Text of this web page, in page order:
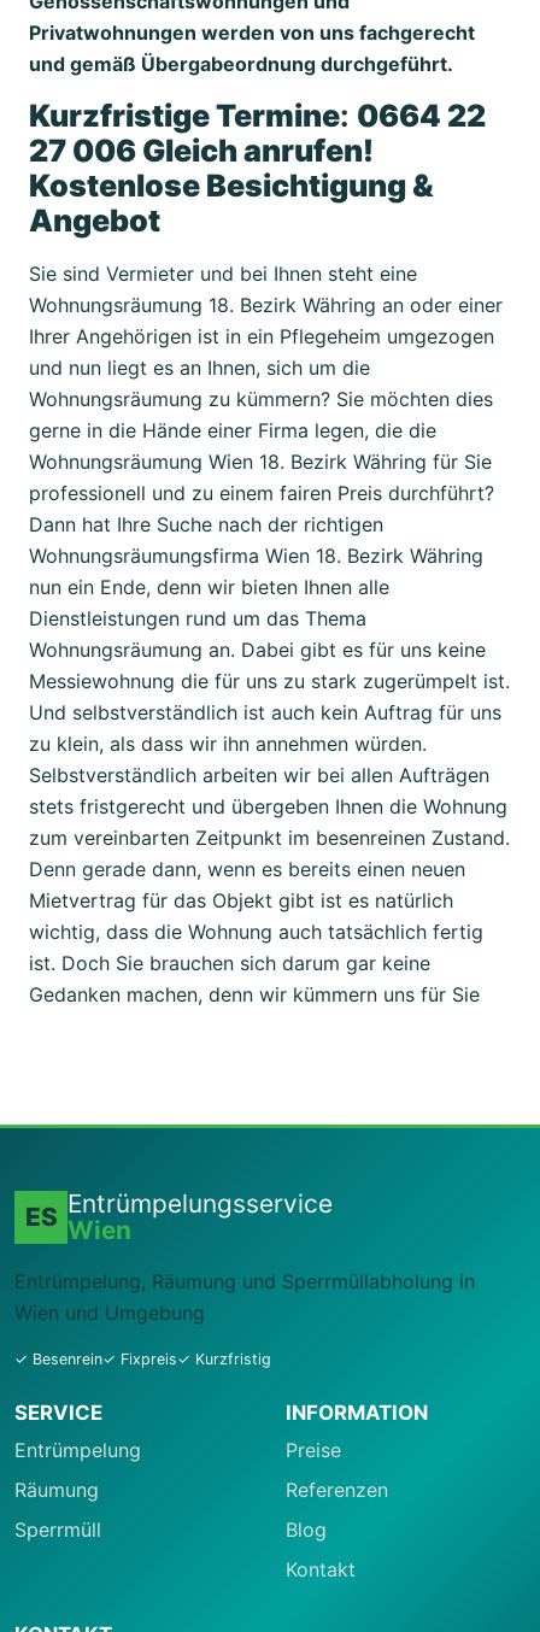
Privatwohnungen werden von uns fachgerecht
und gemäß Übergabeordnung durchgeführt.
Kurzfristige Termine: 0664 22
27 006 Gleich anrufen!
Kostenlose Besichtigung &
Angebot
Sie sind Vermieter und bei Ihnen steht eine
Wohnungsräumung 18. Bezirk Währing an oder einer
Ihrer Angehörigen ist in ein Pflegeheim umgezogen
und nun liegt es an Ihnen, sich um die
Wohnungsräumung zu kümmern? Sie möchten dies
gerne in die Hände einer Firma legen, die die
Wohnungsräumung Wien 18. Bezirk Währing für Sie
professionell und zu einem fairen Preis durchführt?
Dann hat Ihre Suche nach der richtigen
Wohnungsräumungsfirma Wien 18. Bezirk Währing
nun ein Ende, denn wir bieten Ihnen alle
Dienstleistungen rund um das Thema
Wohnungsräumung an. Dabei gibt es für uns keine
Messiewohnung die für uns zu stark zugerümpelt ist.
Und selbstverständlich ist auch kein Auftrag für uns
zu klein, als dass wir ihn annehmen würden.
Selbstverständlich arbeiten wir bei allen Aufträgen
stets fristgerecht und übergeben Ihnen die Wohnung
zum vereinbarten Zeitpunkt im besenreinen Zustand.
Denn gerade dann, wenn es bereits einen neuen
Mietvertrag für das Objekt gibt ist es natürlich
wichtig, dass die Wohnung auch tatsächlich fertig
ist. Doch Sie brauchen sich darum gar keine
Gedanken machen, denn wir kümmern uns für Sie
ES Entrümpelungsservice
Wien
Entrümpelung, Räumung und Sperrmüllabholung in
Wien und Umgebung
✓ Besenrein✓ Fixpreis✓ Kurzfristig
SERVICE
Entrümpelung
Räumung
Sperrmüll
INFORMATION
Preise
Referenzen
Blog
Kontakt